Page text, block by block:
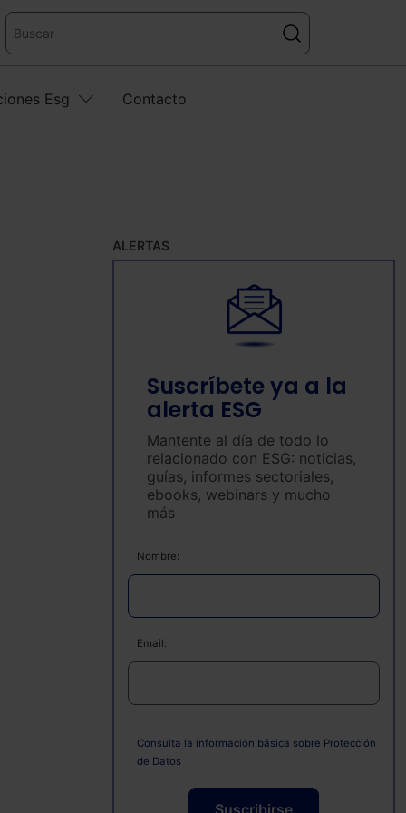
Esg Contacto
ALERTAS
Suscríbete ya a la
alerta ESG
Mantente al día de todo lo
relacionado con ESG: noticias,
guías, informes sectoriales,
ebooks, webinars y mucho
más
Nombre:
Email:
Consulta la información básica sobre Protección
de Datos